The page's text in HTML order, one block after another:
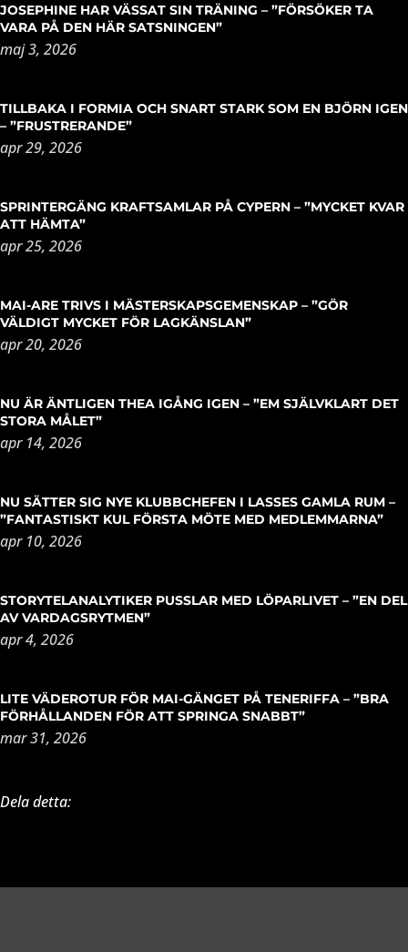
JOSEPHINE HAR VÄSSAT SIN TRÄNING – ”FÖRSÖKER TA
VARA PÅ DEN HÄR SATSNINGEN”
maj 3, 2026
TILLBAKA I FORMIA OCH SNART STARK SOM EN BJÖRN IGEN
– ”FRUSTRERANDE”
apr 29, 2026
SPRINTERGÄNG KRAFTSAMLAR PÅ CYPERN – ”MYCKET KVAR
ATT HÄMTA”
apr 25, 2026
MAI-ARE TRIVS I MÄSTERSKAPSGEMENSKAP – ”GÖR
VÄLDIGT MYCKET FÖR LAGKÄNSLAN”
apr 20, 2026
NU ÄR ÄNTLIGEN THEA IGÅNG IGEN – ”EM SJÄLVKLART DET
STORA MÅLET”
apr 14, 2026
NU SÄTTER SIG NYE KLUBBCHEFEN I LASSES GAMLA RUM –
”FANTASTISKT KUL FÖRSTA MÖTE MED MEDLEMMARNA”
apr 10, 2026
STORYTELANALYTIKER PUSSLAR MED LÖPARLIVET – ”EN DEL
AV VARDAGSRYTMEN”
apr 4, 2026
LITE VÄDEROTUR FÖR MAI-GÄNGET PÅ TENERIFFA – ”BRA
FÖRHÅLLANDEN FÖR ATT SPRINGA SNABBT”
mar 31, 2026
Dela detta: